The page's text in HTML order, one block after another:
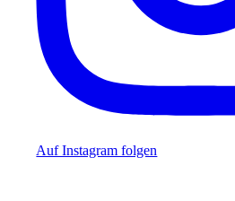
Auf Instagram folgen